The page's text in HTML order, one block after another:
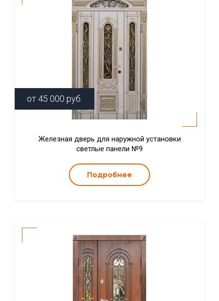
от 45 000 руб.
Железная дверь для наружной установки
светлые панели №9
Подробнее